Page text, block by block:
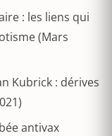
: les liens qui
(Mars
Kubrick : dérives
antivax